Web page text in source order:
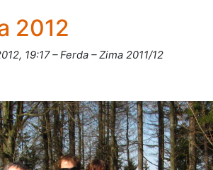
2012
19:17 – Ferda – Zima 2011/12